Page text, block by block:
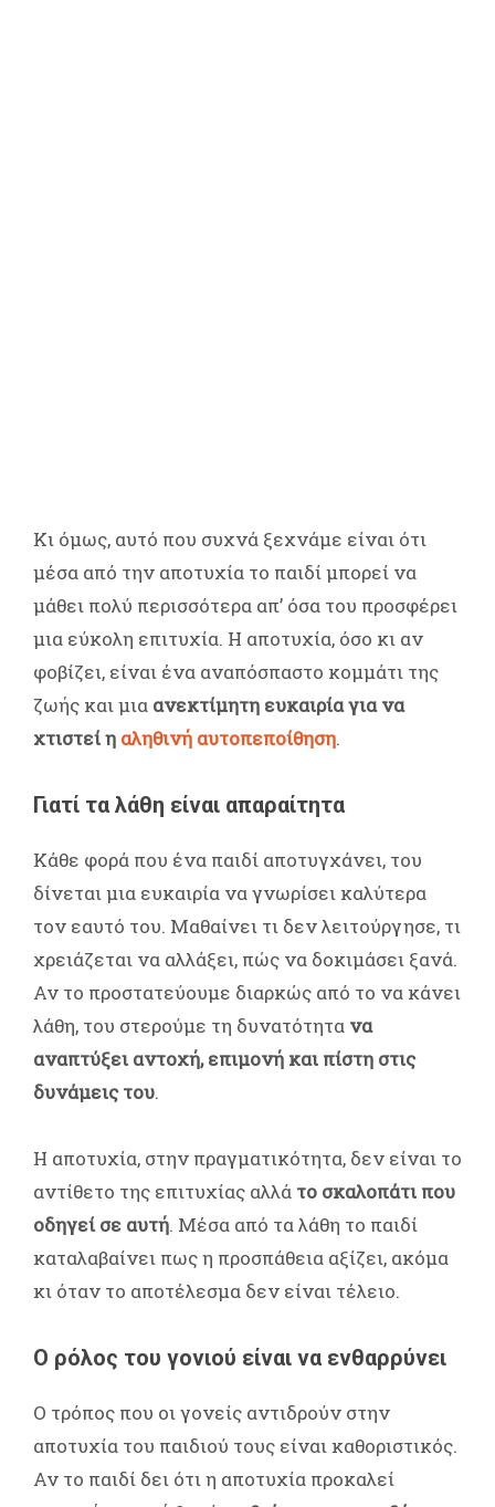
Κι όμως, αυτό που συχνά ξεχνάμε είναι ότι
μέσα από την αποτυχία το παιδί μπορεί να
μάθει πολύ περισσότερα απ’ όσα του προσφέρει
μια εύκολη επιτυχία. Η αποτυχία, όσο κι αν
φοβίζει, είναι ένα αναπόσπαστο κομμάτι της
ζωής και μια ανεκτίμητη ευκαιρία για να
χτιστεί η αληθινή αυτοπεποίθηση.
Γιατί τα λάθη είναι απαραίτητα
Κάθε φορά που ένα παιδί αποτυγχάνει, του
δίνεται μια ευκαιρία να γνωρίσει καλύτερα
τον εαυτό του. Μαθαίνει τι δεν λειτούργησε, τι
χρειάζεται να αλλάξει, πώς να δοκιμάσει ξανά.
Αν το προστατεύουμε διαρκώς από το να κάνει
λάθη, του στερούμε τη δυνατότητα να
αναπτύξει αντοχή, επιμονή και πίστη στις
δυνάμεις του.
Η αποτυχία, στην πραγματικότητα, δεν είναι το
αντίθετο της επιτυχίας αλλά το σκαλοπάτι που
οδηγεί σε αυτή. Μέσα από τα λάθη το παιδί
καταλαβαίνει πως η προσπάθεια αξίζει, ακόμα
κι όταν το αποτέλεσμα δεν είναι τέλειο.
Ο ρόλος του γονιού είναι να ενθαρρύνει
Ο τρόπος που οι γονείς αντιδρούν στην
αποτυχία του παιδιού τους είναι καθοριστικός.
Αν το παιδί δει ότι η αποτυχία προκαλεί